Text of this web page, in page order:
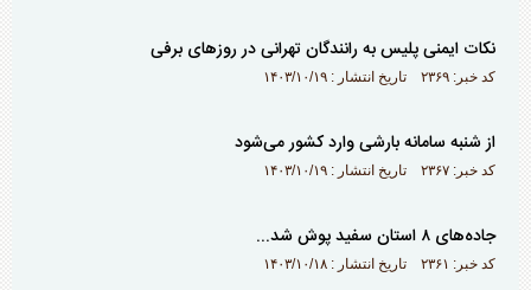
نکات ایمنی پلیس به رانندگان تهرانی در روز‌های برفی
کد خبر: ۲۳۶۹ تاریخ انتشار : ۱۴۰۳/۱۰/۱۹
از شنبه سامانه بارشی وارد کشور می‌شود
کد خبر: ۲۳۶۷ تاریخ انتشار : ۱۴۰۳/۱۰/۱۹
جاده‌های ۸ استان سفید پوش شد...
کد خبر: ۲۳۶۱ تاریخ انتشار : ۱۴۰۳/۱۰/۱۸